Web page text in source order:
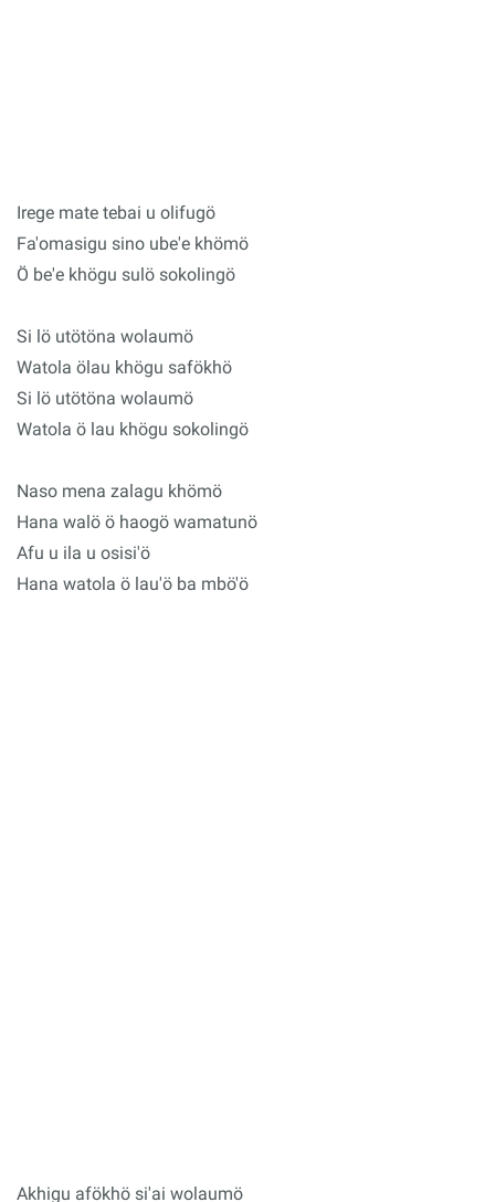
Irege mate tebai u olifugö
Fa'omasigu sino ube'e khömö
Ö be'e khögu sulö sokolingö
Si lö utötöna wolaumö
Watola ölau khögu safökhö
Si lö utötöna wolaumö
Watola ö lau khögu sokolingö
Naso mena zalagu khömö
Hana walö ö haogö wamatunö
Afu u ila u osisi'ö
Hana watola ö lau'ö ba mbö'ö
Akhigu afökhö si'ai wolaumö